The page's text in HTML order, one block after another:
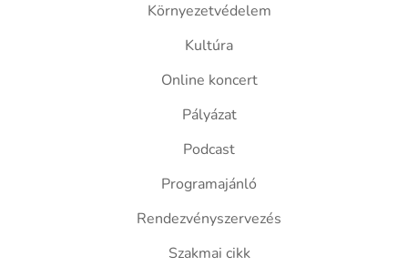
Környezetvédelem
Kultúra
Online koncert
Pályázat
Podcast
Programajánló
Rendezvényszervezés
Szakmai cikk